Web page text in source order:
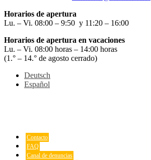
Horarios de apertura
Lu. – Vi. 08:00 – 9:50 y 11:20 – 16:00
Horarios de apertura en vacaciones
Lu. – Vi. 08:00 horas – 14:00 horas
(1.° – 14.° de agosto cerrado)
Deutsch
Español
Contacto
FAQ
Canal de denuncias